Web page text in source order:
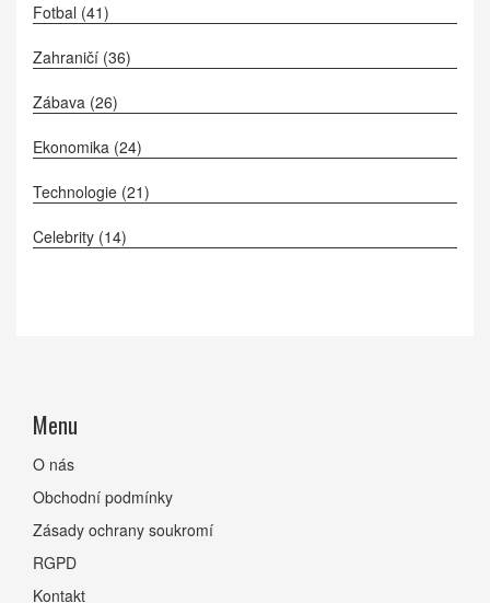
Fotbal (41)
Zahraničí (36)
Zábava (26)
Ekonomika (24)
Technologie (21)
Celebrity (14)
Menu
O nás
Obchodní podmínky
Zásady ochrany soukromí
RGPD
Kontakt